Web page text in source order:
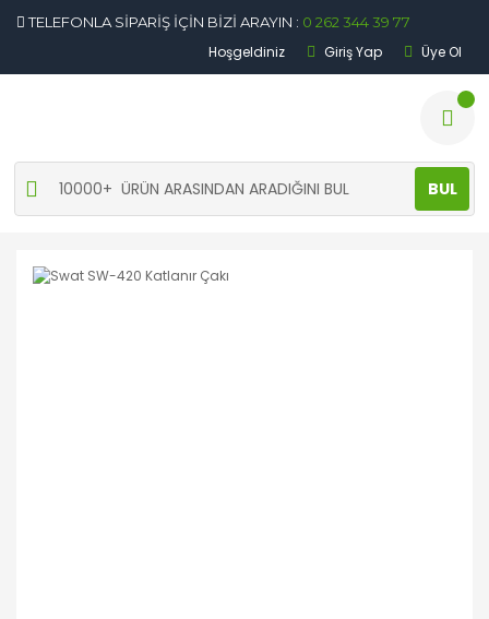
TELEFONLA SİPARİŞ İÇİN BİZİ ARAYIN : 0 262 344 39 77
Hoşgeldiniz Giriş Yap Üye Ol
BUL